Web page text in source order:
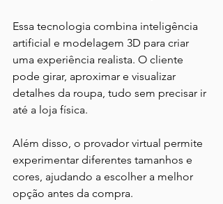
Essa tecnologia combina inteligência
artificial e modelagem 3D para criar
uma experiência realista. O cliente
pode girar, aproximar e visualizar
detalhes da roupa, tudo sem precisar ir
até a loja física.
Além disso, o provador virtual permite
experimentar diferentes tamanhos e
cores, ajudando a escolher a melhor
opção antes da compra.